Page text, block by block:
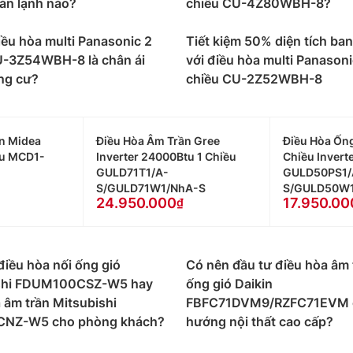
Panasonic đều được trang bị công nghệ Inverter
hoạt động độc lập dù sử dụng chung một dàn nóng
hòa multi Panasonic sẽ tập trung vào việc làm mát
mẹ nhiều con của Panasonic được thiết kế để đáp ứng
tường bên ngoài trở nên thoáng hơn không phải gồng
Với khả năng hoạt động vượt công suất lên tới
là một trong những máy điều hòakhông khí hoạt
của mình như máy nén dàn nóng, mô tơ và quạt để
nhà liền kề nhau.
điều hòa multi Panasonic invertercao cấp được tích hợp
lạnh nào? chiều CU-4Z80WBH-8?
hòa multi Panasonic 2
3Z54WBH-8 là chân ái
cư?
Tiết kiệm 50% diện tích
với điều hòa multi
chiều CU-2Z52WBH-8
Midea
MCD1-
Điều Hòa Âm Trần Gree
Inverter 24000Btu 1 Chiều
GULD71T1/A-
S/GULD71W1/NhA-S
24.950.000
Điều Hòa
Chiều
S/
hòa nối ống gió
FDUM100CSZ-W5 hay
âm trần Mitsubishi
W5 cho phòng khách?
Có nên đầu tư điều hòa
ống gió Daikin
FBFC71DVM9/
hướng nội thất cao cấp?